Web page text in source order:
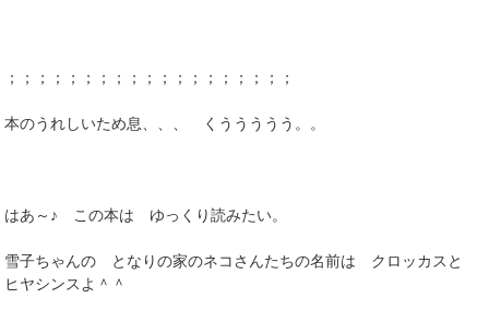
；；；；；；；；；；；；；；；；；；；
本のうれしいため息、、、 くううううう。。
はあ～♪ この本は ゆっくり読みたい。
雪子ちゃんの となりの家のネコさんたちの名前は クロッカスと
ヒヤシンスよ＾＾